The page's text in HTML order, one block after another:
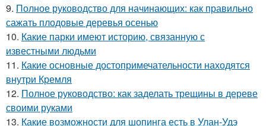
9. Полное руководство для начинающих: как правильно
сажать плодовые деревья осенью
10. Какие парки имеют историю, связанную с
известными людьми
11. Какие основные достопримечательности находятся
внутри Кремля
12. Полное руководство: как заделать трещины в дереве
своими руками
13. Какие возможности для шопинга есть в Улан-Удэ